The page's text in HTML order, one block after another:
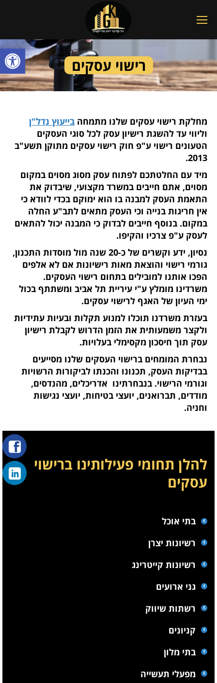
פתח
רישוי עסקים
מחלקת רישוי עסקים שלנו מתמחה בייעוץ נדל"ן
וליווי עד להשגת רישיון עסק לכל סוגי העסקים
הטעונים רישוי ע"פ חוק רישוי עסקים מתוקן תשע"ב
2013.
מיד עם החלטתכם לפתוח עסק מסוג מסוים במקום
מסוים, אתם חייבים במשרד מקצועי, שיבדוק את
התאמת העסק למבנה בו הוא ימוקם בכדי לוודא כי
אין חריגות בנייה וכי העסק מתאים לתב"ע החלה
במקום. בנוסף חייבים לבדוק כי המבנה יכול להתאים
לעסק ע"פ צרכיו והקיפו.
נסיון, ידע וקשרים של כ-20 שנה מול מוסדות התכנון,
גורמי רישוי והוצאת מאות רישיונות אם לא אלפים
הפכו אותנו למובילים בתחום רישוי העסקים.
משרדינו מומלץ ע"י עיריית תל אביב ומשתתף בכול
ימי העיון של האגף לרישוי עסקים.
בעזרת משרדנו תוכלו למנוע תקלות ובעיות עתידיות
ולקצר משמעותית את הזמן הדרוש לקבלת רישיון
עסק תוך חיסכון מקסימלי בעלויות.
נבחרת המומחים ברישוי העסקים שלנו מסייעים
בבדיקות העסק, תכנונו והכנתו לביקורות הרשויות
וגורמי הרישוי. בנבחרתינו אדריכלים, מהנדסים,
מודדים, תברואנים, יועצי בטיחות, יועצי נגישות
וחניה.
להלן תחומי פעילותינו ברישוי
עסקים
בתי אוכל
רשיונות יצרן
רשיונות קייטרינג
גני ארועים
רשתות שיווק
קניונים
בתי מלון
מפעלי תעשייה